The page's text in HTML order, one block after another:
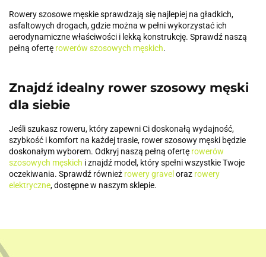
Rowery szosowe męskie sprawdzają się najlepiej na gładkich,
asfaltowych drogach, gdzie można w pełni wykorzystać ich
aerodynamiczne właściwości i lekką konstrukcję. Sprawdź naszą
pełną ofertę rowerów szosowych męskich.
Znajdź idealny rower szosowy męski
dla siebie
Jeśli szukasz roweru, który zapewni Ci doskonałą wydajność,
szybkość i komfort na każdej trasie, rower szosowy męski będzie
doskonałym wyborem. Odkryj naszą pełną ofertę rowerów
szosowych męskich i znajdź model, który spełni wszystkie Twoje
oczekiwania. Sprawdź również rowery gravel oraz rowery
elektryczne, dostępne w naszym sklepie.